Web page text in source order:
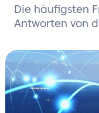
Nachhaltigkeit
Suche
DE
Die häufigsten
Antworten von